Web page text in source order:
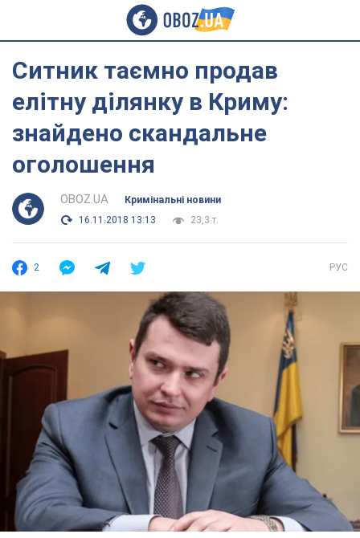
Ситник таємно продав
елітну ділянку в Криму:
знайдено скандальне
оголошення
OBOZ.UA
Кримінальні новини
16.11.2018 13:13
23,3 т.
2 РУС